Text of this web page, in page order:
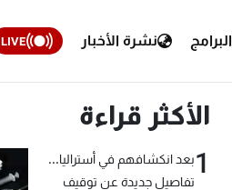
البرامج نشرة الأخبار LIVE
الأكثر قراءة
1بعد انكشافهم في أستراليا...
تفاصيل جديدة عن توقيف